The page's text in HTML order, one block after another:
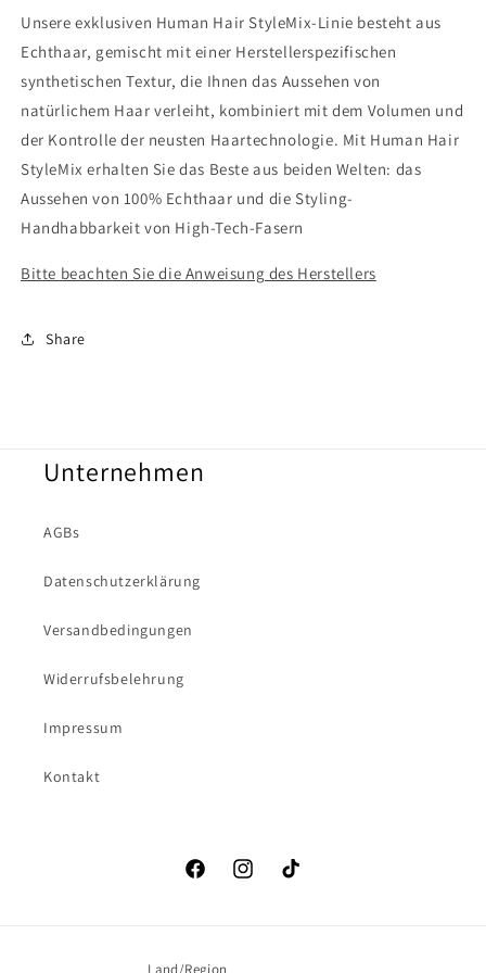
Unsere exklusiven Human Hair StyleMix-Linie besteht aus
Echthaar, gemischt mit einer Herstellerspezifischen
synthetischen Textur, die Ihnen das Aussehen von
natürlichem Haar verleiht, kombiniert mit dem Volumen und
der Kontrolle der neusten Haartechnologie. Mit Human Hair
StyleMix erhalten Sie das Beste aus beiden Welten: das
Aussehen von 100% Echthaar und die Styling-
Handhabbarkeit von High-Tech-Fasern
Bitte beachten Sie die Anweisung des Herstellers
Share
Unternehmen
AGBs
Datenschutzerklärung
Versandbedingungen
Widerrufsbelehrung
Impressum
Kontakt
FacebookInstagramTikTok